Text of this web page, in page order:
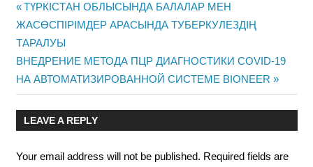
Post
navigation
Previous
Post:
ТҮРКІСТАН ОБЛЫСЫНДА БАЛАЛАР МЕН
ЖАСӨСПІРІМДЕР АРАСЫНДА ТУБЕРКУЛЕЗДІҢ
ТАРАЛУЫ
Next
Post:
ВНЕДРЕНИЕ МЕТОДА ПЦР ДИАГНОСТИКИ COVID-19
НА АВТОМАТИЗИРОВАННОЙ СИСТЕМЕ BIONEER
LEAVE A REPLY
Your email address will not be published. Required fields are